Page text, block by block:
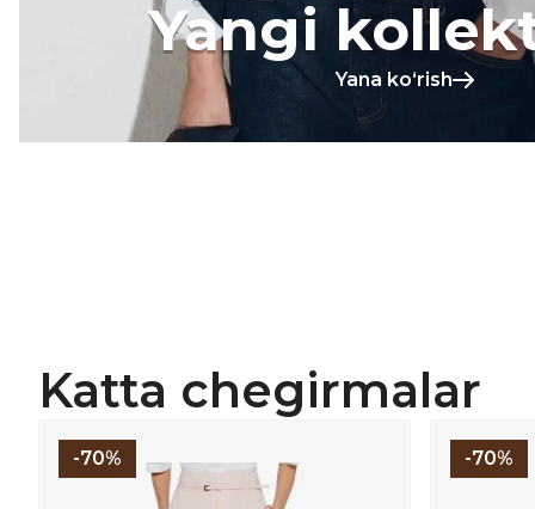
Yangi
Yana koʻrish
Katta chegirmalar
-70% -70%